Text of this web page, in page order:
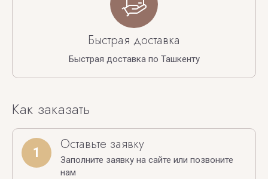
Быстрая доставка
Быстрая доставка по Ташкенту
Как заказать
1 Оставьте заявку
Заполните заявку на сайте или позвоните
нам